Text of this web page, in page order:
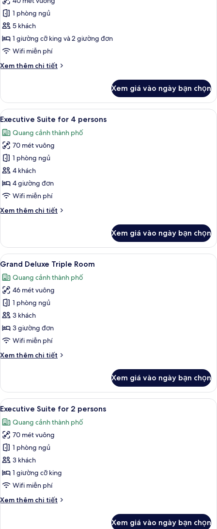
ảnh
Deluxe
Family
Connecting
Room
1 phòng ngủ
5 khách
1 giường cỡ king và 2 giường đơn
Wifi miễn phí
Xem thêm chi tiết
Chi
Deluxe
Family
Connecting
Xem giá vào ngày bạn chọn
Xem
tất
cả
ảnh
Executive
Suite
for
4
Bộ đồ giường cao cấp, chăn bông,
8
Executive Suite for 4 persons
Quang cảnh thành phố
70 mét vuông
1 phòng ngủ
4 khách
4 giường đơn
Wifi miễn phí
Xem thêm chi tiết
Chi
Executive
Suite
for
persons
Xem giá vào ngày bạn chọn
Xem
tất
cả
ảnh
Grand
Deluxe
Triple
Room
Grand Deluxe Triple Room | Bộ đồ
6
Grand Deluxe Triple Room
Quang cảnh thành phố
46 mét vuông
1 phòng ngủ
3 khách
3 giường đơn
Wifi miễn phí
Xem thêm chi tiết
Chi
Grand
Deluxe
Triple
Xem giá vào ngày bạn chọn
Xem
tất
cả
ảnh
Executive
Suite
for
2
Bộ đồ giường cao cấp, chăn bông,
9
Executive Suite for 2 persons
Quang cảnh thành phố
70 mét vuông
1 phòng ngủ
3 khách
1 giường cỡ king
Wifi miễn phí
Xem thêm chi tiết
Chi
Xem giá vào ngày bạn chọn